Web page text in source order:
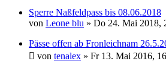
Sperre Naßfeldpass bis 08.06.2018
von Leone blu » Do 24. Mai 2018,
Pässe offen ab Fronleichnam
von tenalex » Fr 13. Mai 2016,